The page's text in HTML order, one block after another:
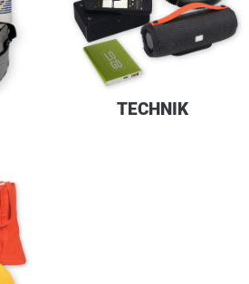
TECHNIK